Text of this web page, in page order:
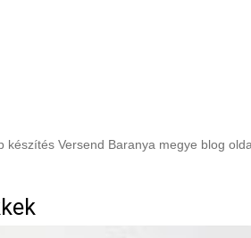
készítés Versend Baranya megye blog